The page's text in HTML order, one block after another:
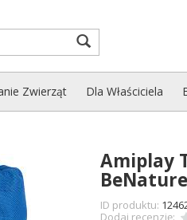
Zwierząt Dla Właściciela
Amiplay
ID produktu:
Dodaj recenzję: